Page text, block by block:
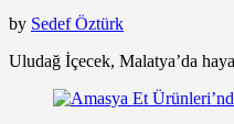
by Sedef Öztürk
Uludağ İçecek, Malatya’da